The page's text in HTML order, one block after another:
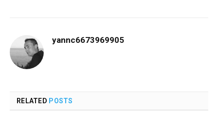
yannc6673969905
RELATED POSTS